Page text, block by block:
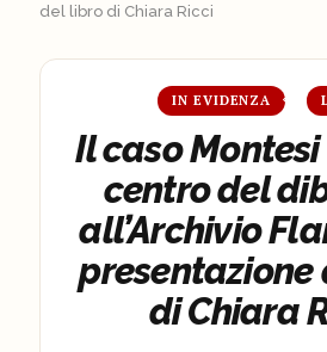
del libro di Chiara Ricci
IN EVIDENZA
Il caso
centro del
all’Archivio
presentazione
di Chiara